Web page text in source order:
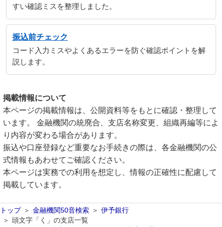
すい確認ミスを整理しました。
振込前チェック
コード入力ミスやよくあるエラーを防ぐ確認ポイントを解
説します。
掲載情報について
本ページの掲載情報は、公開資料等をもとに確認・整理して
います。 金融機関の統廃合、支店名称変更、組織再編等によ
り内容が変わる場合があります。
振込や口座登録など重要なお手続きの際は、各金融機関の公
式情報もあわせてご確認ください。
本ページは実務での利用を想定し、情報の正確性に配慮して
掲載しています。
トップ 金融機関50音検索
伊予銀行
頭文字「く」の支店一覧